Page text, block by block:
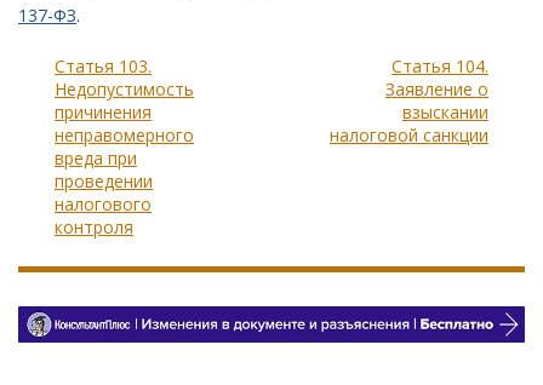
137-ФЗ.
Статья 103.
Недопустимость
причинения
неправомерного
вреда при
проведении
налогового
контроля
Статья 104.
Заявление о
взыскании
налоговой санкции